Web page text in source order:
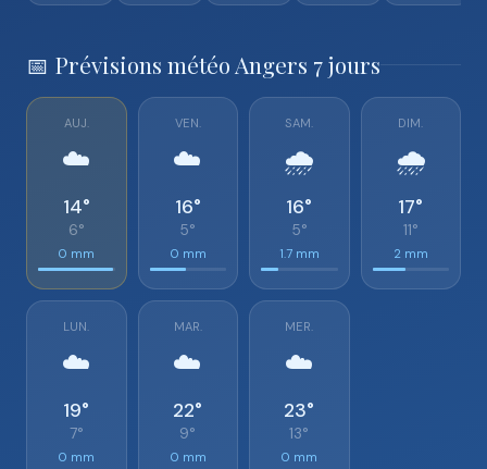
📅 Prévisions météo Angers 7 jours
AUJ.
☁️
14°
6°
0 mm
VEN.
☁️
16°
5°
0 mm
SAM.
🌧️
16°
5°
1.7 mm
DIM.
🌧️
17°
11°
2 mm
LUN.
☁️
19°
7°
0 mm
MAR.
☁️
22°
9°
0 mm
MER.
☁️
23°
13°
0 mm